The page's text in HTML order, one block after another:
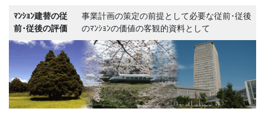
ﾏﾝｼｮﾝ建替の従
前･従後の評価
事業計画の策定の前提として必要な従前･従後
のﾏﾝｼｮﾝの価値の客観的資料として